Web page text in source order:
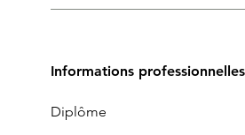
Informations professionnelles
Diplôme